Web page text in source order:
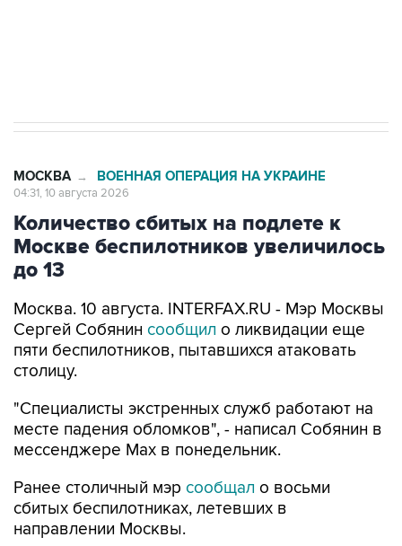
МОСКВА → ВОЕННАЯ ОПЕРАЦИЯ НА УКРАИНЕ
04:31, 10 августа 2026
Количество сбитых на подлете к
Москве беспилотников увеличилось
до 13
Москва. 10 августа. INTERFAX.RU - Мэр Москвы
Сергей Собянин сообщил о ликвидации еще
пяти беспилотников, пытавшихся атаковать
столицу.
"Специалисты экстренных служб работают на
месте падения обломков", - написал Собянин в
мессенджере Max в понедельник.
Ранее столичный мэр сообщал о восьми
сбитых беспилотниках, летевших в
направлении Москвы.